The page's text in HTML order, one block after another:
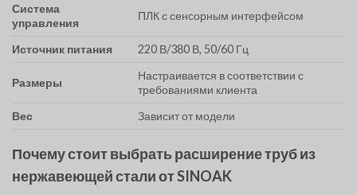
Система
управления
ПЛК с сенсорным интерфейсом
Источник питания 220 В/380 В, 50/60 Гц
Размеры
Настраивается в соответствии с
требованиями клиента
Вес
Зависит от модели
Почему стоит выбрать расширение труб из
нержавеющей стали от SINOAK